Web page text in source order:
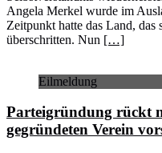
Angela Merkel wurde im
Zeitpunkt hatte das Land, das
überschritten. Nun […]
Eilmeldung
Parteigründung rückt
gegründeten Verein